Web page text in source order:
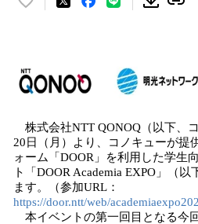
い
数
を
み
込
み
中
で
す
株式会社NTT QONOQ（以下、
20日（月）より、コノキューが提
ォーム「DOOR」を利用した学生
ト「DOOR Academia EXPO」（
ます。（参加URL：
https://door.ntt/web/
本イベントの第一回目となる今